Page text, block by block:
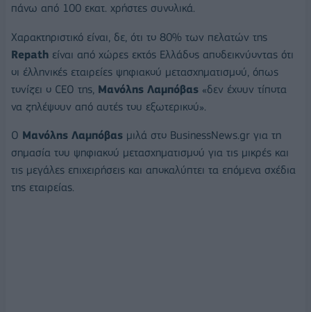
πάνω από 100 εκατ. χρήστες συνολικά.
Χαρακτηριστικό είναι, δε, ότι το 80% των πελατών της
Repath είναι από χώρες εκτός Ελλάδος αποδεικνύοντας ότι
οι έλληνικές εταιρείες ψηφιακού μετασχηματισμού, όπως
τονίζει ο CEO της, Μανόλης Λαμπόβας «δεν έχουν τίποτα
να ζηλέψουν από αυτές του εξωτερικού».
Ο Μανόλης Λαμπόβας μιλά στο BusinessNews.gr για τη
σημασία του ψηφιακού μετασχηματισμού για τις μικρές και
τις μεγάλες επιχειρήσεις και αποκαλύπτει τα επόμενα σχέδια
της εταιρείας.